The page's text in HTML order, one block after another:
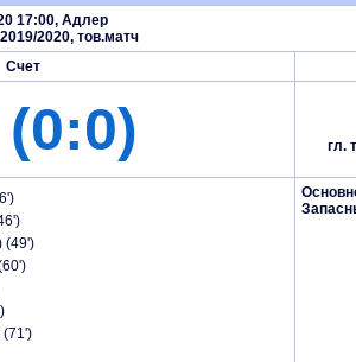
17:00, Адлер
2020, тов.матч
Счет
гл.
(49')
(71')